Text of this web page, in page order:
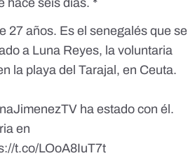
hace seis días. *
27 años. Es el senegalés que se
a Luna Reyes, la voluntaria
la playa del Tarajal, en Ceuta.
ha estado con él.
en
t.co/LOoA8IuT7t